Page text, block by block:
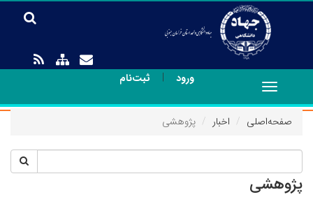
ورود | ثبت‌نام
Toggle
navigation
صفحه‌اصلی
اخبار پژوهشی
پژوهشی